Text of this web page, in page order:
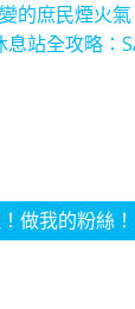
的庶民煙火氣
站全攻略：
做我的粉絲！